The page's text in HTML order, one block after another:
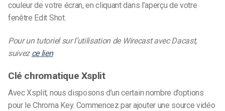
couleur de votre écran, en cliquant dans l’aperçu de votre
fenêtre Edit Shot.
Pour un tutoriel sur l’utilisation de Wirecast avec Dacast,
suivez ce lien
Clé chromatique Xsplit
Avec Xsplit, nous disposons d’un certain nombre d’options
pour le Chroma Key. Commencez par ajouter une source vidéo